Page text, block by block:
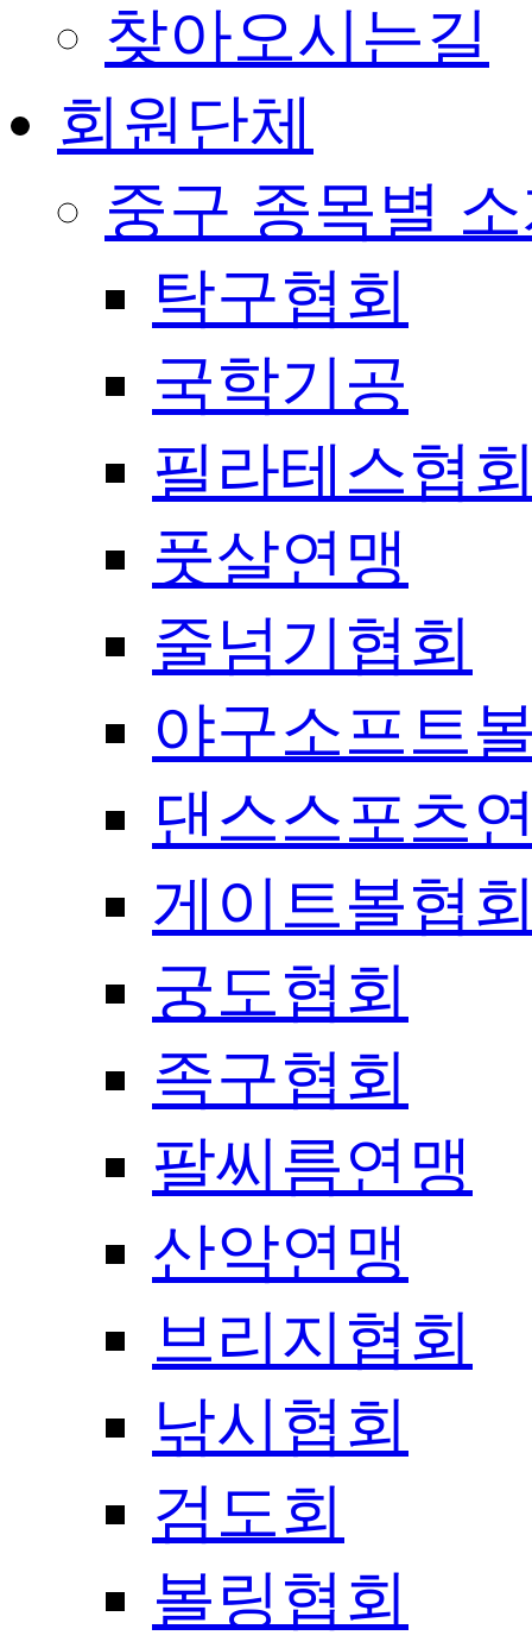
찾아오시는길
회원단체
중구 종목별
탁구협회
국학기공
필라테스협
풋살연맹
줄넘기협회
야구소프트
댄스스포츠
게이트볼협
궁도협회
족구협회
팔씨름연맹
산악연맹
브리지협회
낚시협회
검도회
볼링협회